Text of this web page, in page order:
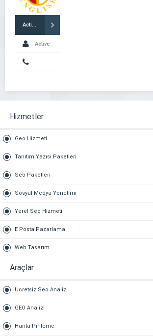
Active English – Ankara İngilizce Kursu
Active
English
Hizmetler
Geo Hizmeti
Tanıtım Yazısı Paketleri
Seo Paketleri
Sosyal Medya Yönetimi
Yerel Seo Hizmeti
E Posta Pazarlama
Web Tasarım
Araçlar
Ücretsiz Seo Analizi
GEO Analizi
Harita Pinleme